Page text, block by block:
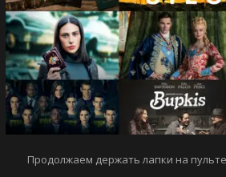
Продолжаем держать лапки на